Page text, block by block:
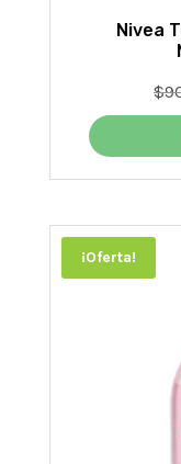
Nivea
$
¡Oferta!